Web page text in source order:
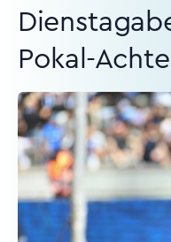
Pokal-